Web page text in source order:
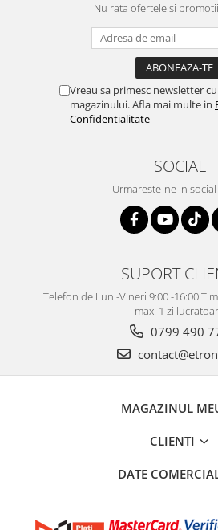
Nu rata ofertele si
Vreau sa primesc newsletter
magazinului. Afla mai multe in
Confidentialitate
SOCIAL
Urmareste-ne in
SUPORT
Telefon de Luni-Vineri 9:00 -16:00
max. 1 zi
0799 490
MAGAZINUL
CLIENTI
DATE